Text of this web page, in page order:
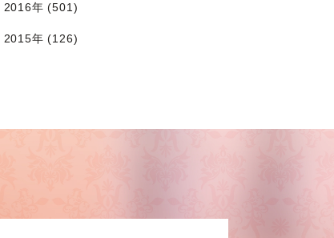
2016年 (501)
2015年 (126)